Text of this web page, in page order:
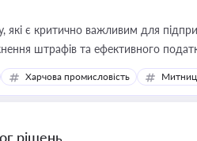
є критично важливим для
штрафів та ефективного
Харчова промисловість
рішень